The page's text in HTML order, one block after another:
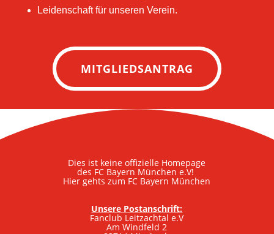
Leidenschaft für unseren Verein.
MITGLIEDSANTRAG
Dies ist keine offizielle Homepage
des FC Bayern München e.V!
Hier gehts zum FC Bayern München
Unsere Postanschrift:
Fanclub Leitzachtal e.V
Am Windfeld 2